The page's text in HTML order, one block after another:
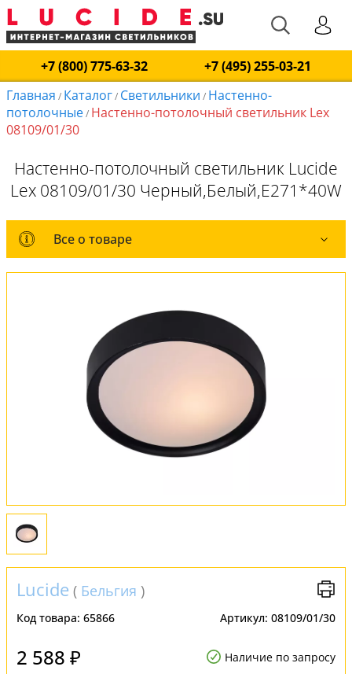
+7 (800) 775-63-32
+7 (495) 255-03-21
Главная / Каталог/ Светильники / Настенно-
потолочные/ Настенно-потолочный светильник Lex
08109/01/30
Настенно-потолочный светильник Lucide
Lex 08109/01/30 Черный,Белый,E271*40W
Все о товаре
Все о товаре
Комплект лампочек
Вся коллекция
Оплата и доставка
Обмен и возврат
FAQ
Lucide ( Бельгия )
Код товара: 65866 Артикул: 08109/01/30
2 588 ₽ Наличие по запросу